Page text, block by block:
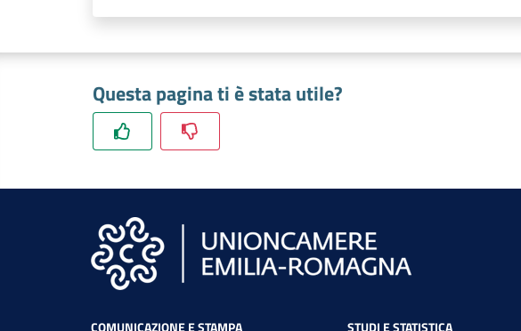
Questa pagina ti è stata utile?